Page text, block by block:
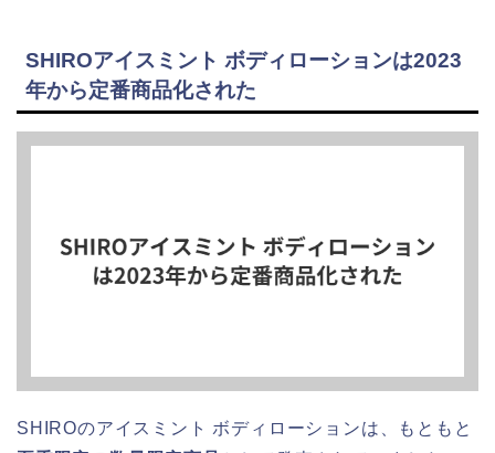
SHIROアイスミント ボディローションは2023
年から定番商品化された
SHIROのアイスミント ボディローションは、もともと